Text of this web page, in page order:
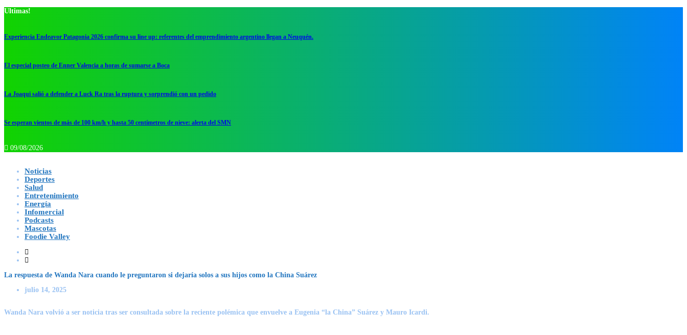
Ultimas!
Experiencia Endeavor Patagonia 2026 confirma su line up: referentes del emprendimiento argentino llegan a Neuquén.
El especial posteo de Enner Valencia a horas de sumarse a Boca
La Joaqui salió a defender a Luck Ra tras la ruptura y sorprendió con un pedido
Se esperan vientos de más de 100 km/h y hasta 50 centímetros de nieve: alerta del SMN
09/08/2026
Noticias
Deportes
Salud
Entretenimiento
Energía
Infomercial
Podcasts
Mascotas
Foodie Valley
La respuesta de Wanda Nara cuando le preguntaron si dejaría solos a sus hijos como la China Suárez
julio 14, 2025
Wanda Nara volvió a ser noticia tras ser consultada sobre la reciente polémica que envuelve a Eugenia “la China” Suárez y Mauro Icardi.